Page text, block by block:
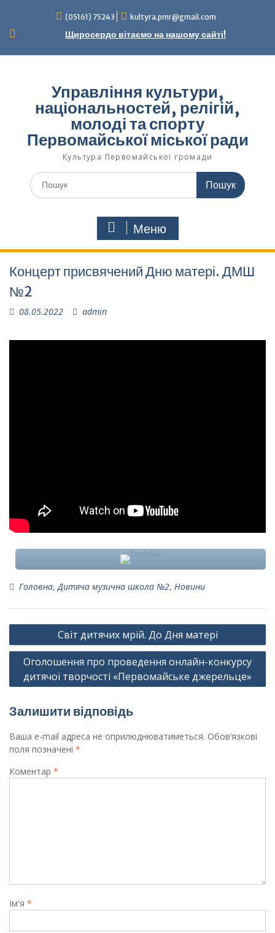
вмісту
(05161) 75243 kultyra.pmr@gmail.com
Щиросердо вітаємо на нашому сайті!
Управління культури,
національностей, релігій,
молоді та спорту
Первомайської міської ради
Культура Первомайcької громади
Шукати:
Меню
Концерт присвячений Дню матері. ДМШ
№2
08.05.2022 admin
Головна, Дитяча музична школа №2, Новини
Навігація
записів
Світ дитячих мрій. До Дня матері
Оголошення про проведення онлайн-конкурсу
дитячої творчості «Первомайське джерельце»
Залишити відповідь
Ваша e-mail адреса не оприлюднюватиметься. Обов’язкові
поля позначені *
Коментар *
Ім'я *